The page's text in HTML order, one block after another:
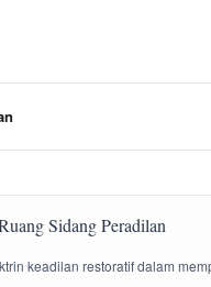
keadilan restoratif dalam